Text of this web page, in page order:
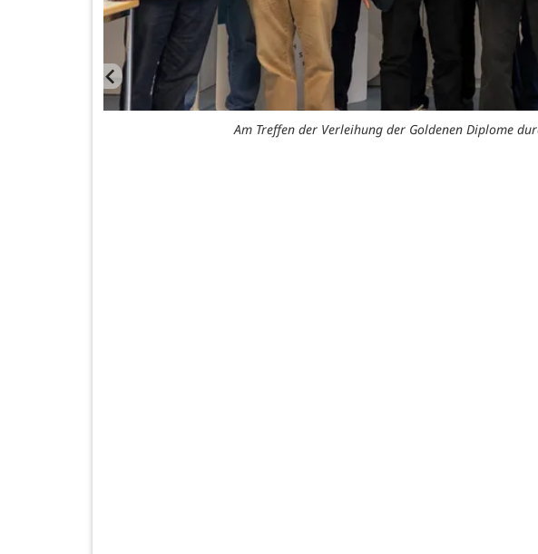
Am Treffen der Verleihung der Goldenen Diplome